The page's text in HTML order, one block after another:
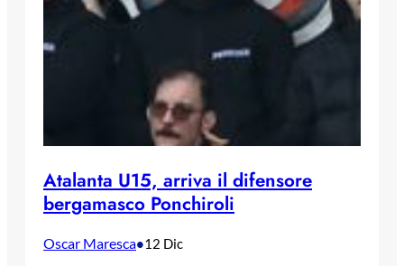
Atalanta U15, arriva il difensore
bergamasco Ponchiroli
Oscar Maresca•12 Dic